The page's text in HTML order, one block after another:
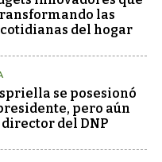
las
del hogar
se posesionó
pero aún
director del DNP